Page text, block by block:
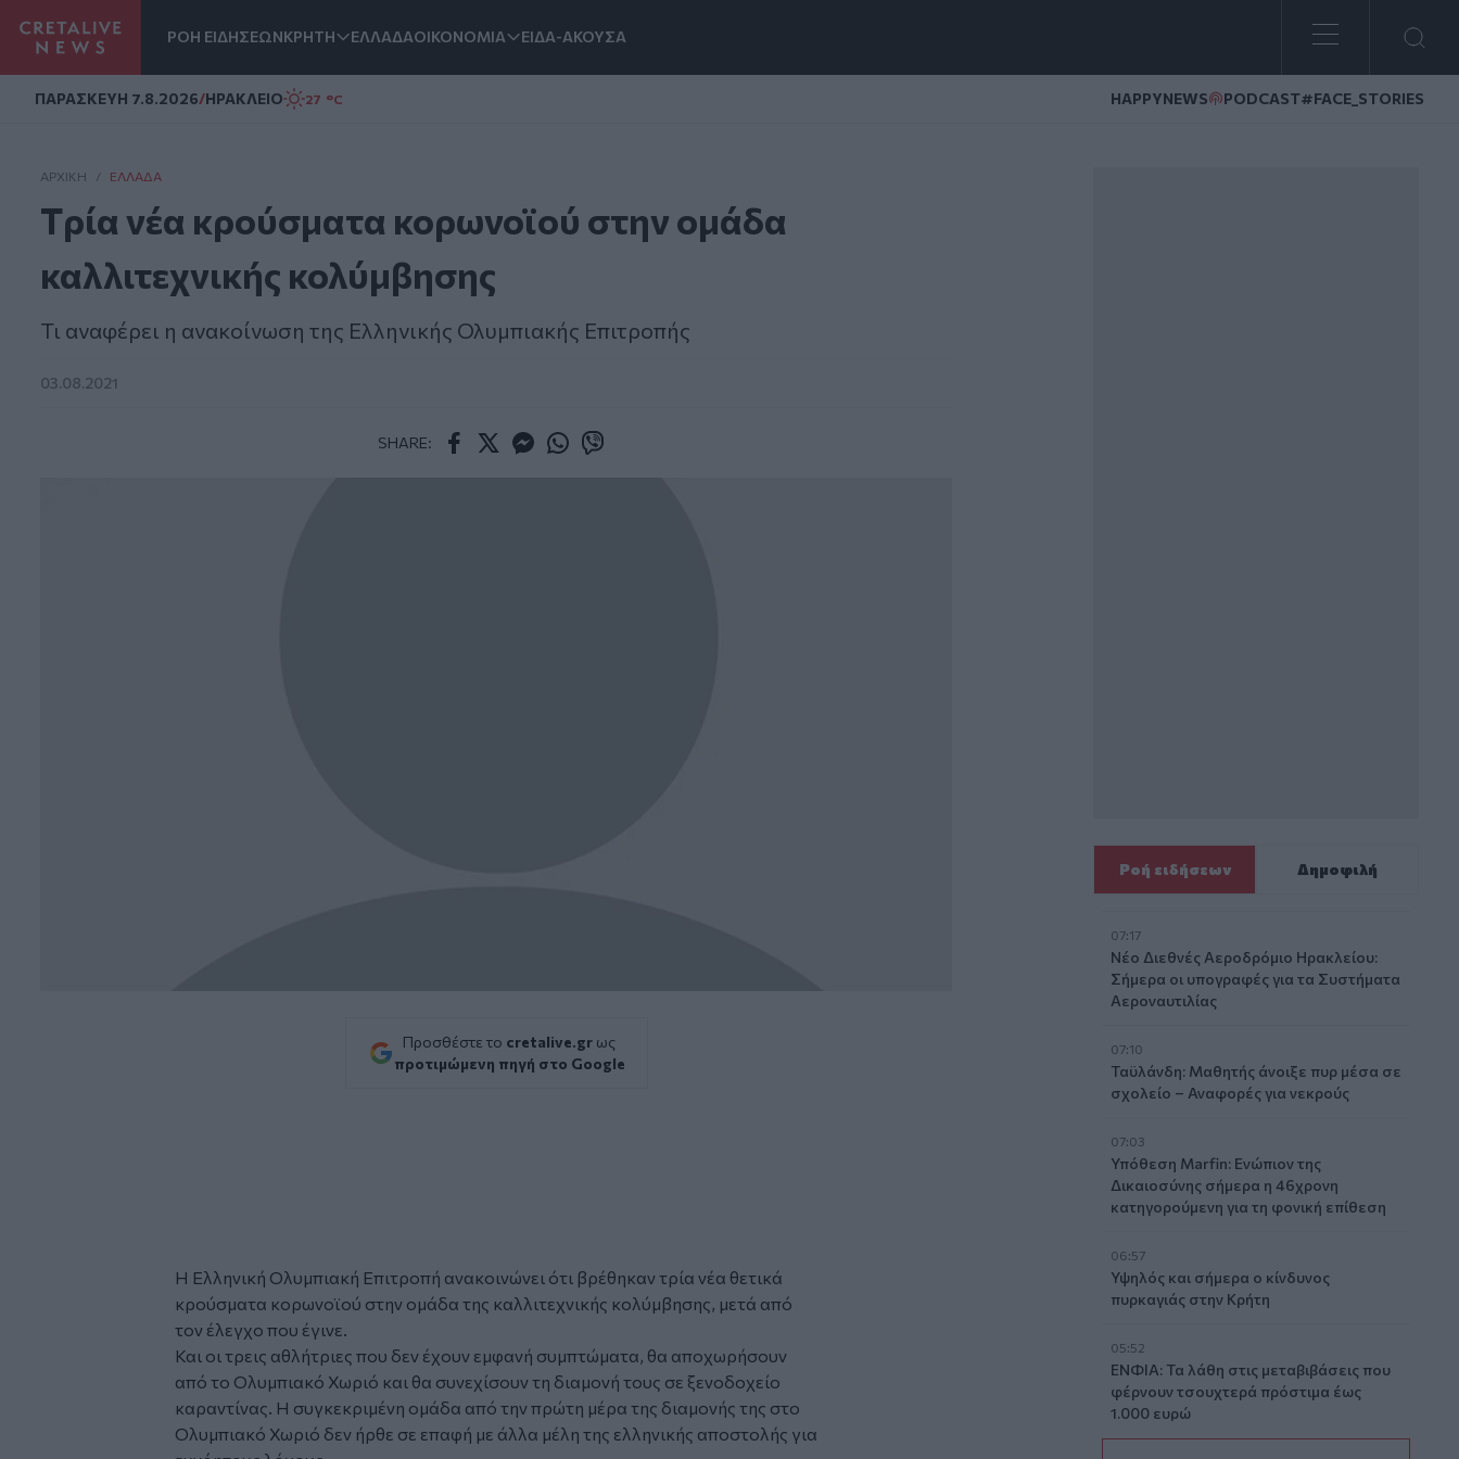
ΡΟΗ ΕΙΔΗΣΕΩΝΚΡΗΤΗ ΕΛΛΑΔΑΟΙΚΟΝΟΜΙΑ ΕΙΔΑ-ΑΚΟΥΣΑ
ΠΑΡΑΣΚΕΥΗ 7.8.2026/ΗΡΑΚΛΕΙΟ 27 °C HAPPYNEWS PODCAST#FACE_STORIES
ΑΡΧΙΚΗ / ΕΛΛΆΔΑ
Tρία νέα κρούσματα κορωνοϊού στην ομάδα
καλλιτεχνικής κολύμβησης
Τι αναφέρει η ανακοίνωση της Ελληνικής Ολυμπιακής Επιτροπής
03.08.2021
SHARE:
Προσθέστε το cretalive.gr ως
προτιμώμενη πηγή στο Google
Η Ελληνική Ολυμπιακή Επιτροπή ανακοινώνει ότι βρέθηκαν τρία νέα θετικά
κρούσματα κορωνοϊού στην ομάδα της καλλιτεχνικής κολύμβησης, μετά από
τον έλεγχο που έγινε.
Και οι τρεις αθλήτριες που δεν έχουν εμφανή συμπτώματα, θα αποχωρήσουν
από το Ολυμπιακό Χωριό και θα συνεχίσουν τη διαμονή τους σε ξενοδοχείο
καραντίνας. H συγκεκριμένη ομάδα από την πρώτη μέρα της διαμονής της στο
Ολυμπιακό Χωριό δεν ήρθε σε επαφή με άλλα μέλη της ελληνικής αποστολής για
Ροή ειδήσεων Δημοφιλή
07:17
Νέο Διεθνές Αεροδρόμιο Ηρακλείου:
Σήμερα οι υπογραφές για τα Συστήματα
Αεροναυτιλίας
07:10
Ταϋλάνδη: Μαθητής άνοιξε πυρ μέσα σε
σχολείο – Αναφορές για νεκρούς
07:03
Υπόθεση Marfin: Ενώπιον της
Δικαιοσύνης σήμερα η 46χρονη
κατηγορούμενη για τη φονική επίθεση
06:57
Υψηλός και σήμερα ο κίνδυνος
πυρκαγιάς στην Κρήτη
05:52
ΕΝΦΙΑ: Τα λάθη στις μεταβιβάσεις που
φέρνουν τσουχτερά πρόστιμα έως
1.000 ευρώ